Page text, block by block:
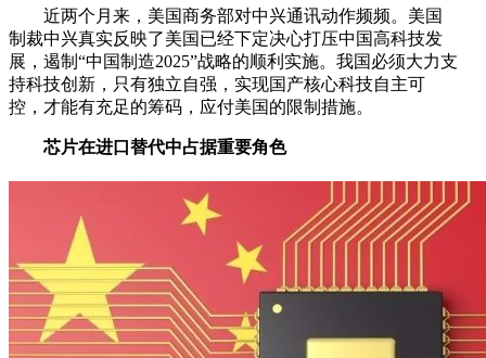
近两个月来，美国商务部对中兴通讯动作频频。美国
制裁中兴真实反映了美国已经下定决心打压中国高科技发
展，遏制“中国制造2025”战略的顺利实施。我国必须大力支
持科技创新，只有独立自强，实现国产核心科技自主可
控，才能有充足的筹码，应付美国的限制措施。
芯片在进口替代中占据重要角色